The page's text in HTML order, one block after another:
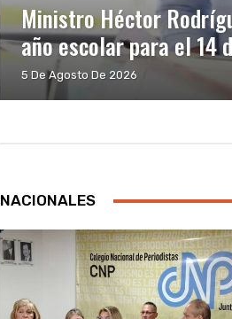
Ministro Héctor
año escolar para el 14
5 De Agosto De 2026
NACIONALES